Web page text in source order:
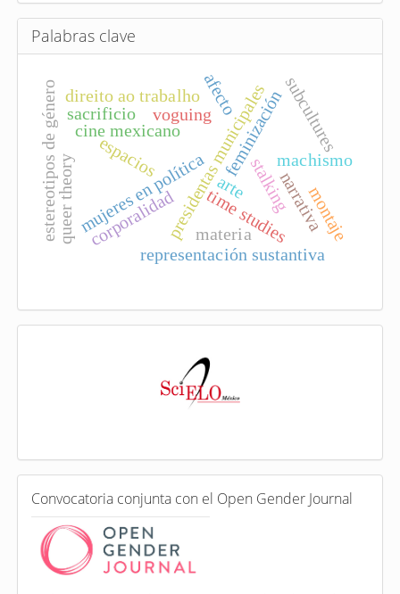
c
l
Palabras clave
stalking
presidentas municipales
cine mexicano
mujeres en política machismo
feminización
representación sustantiva
voguing
queer theory time studies
subcultures
afecto
estereotipos de género materia narrativa
espacios
corporalidad
direito ao trabalho
montaje
arte
sacrificio
a
e
n
C
o
o
Convocatoria conjunta con el Open Gender Journal